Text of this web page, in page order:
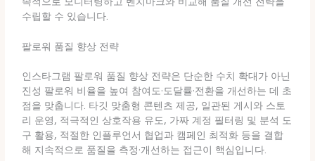
수립할 수 있습니다.
팔로워 품질 향상 전략
인스타그램 팔로워 품질 향상 전략은 단순한 수치 확대가 아닌
진성 팔로워 비율을 높여 참여도·도달률·전환을 개선하는 데 초
점을 맞춥니다. 타깃 맞춤형 콘텐츠 제공, 일관된 게시와 스토
리 운영, 적극적인 상호작용 유도, 가짜 계정 필터링 및 분석 도
구 활용, 적절한 인플루언서 협업과 캠페인 최적화 등을 결합
해 지속적으로 품질을 측정·개선하는 접근이 핵심입니다.